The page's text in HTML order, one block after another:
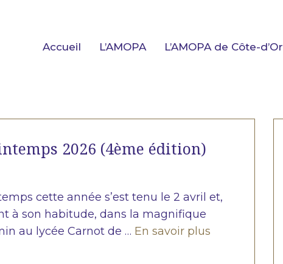
Accueil L’AMOPA L’AMOPA de Côte-d’Or
2026 (4ème édition)
cette année s’est tenu le 2 avril et,
à son habitude, dans la magnifique
au lycée Carnot de … En savoir plus